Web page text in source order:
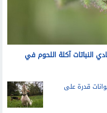
النباتات آكلة اللحوم في
قدرة على